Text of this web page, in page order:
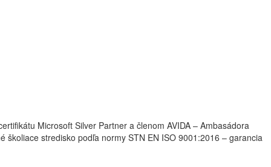
Microsoft Silver Partner a členom AVIDA – Ambasádora
stredisko podľa normy STN EN ISO 9001:2016 – garancia